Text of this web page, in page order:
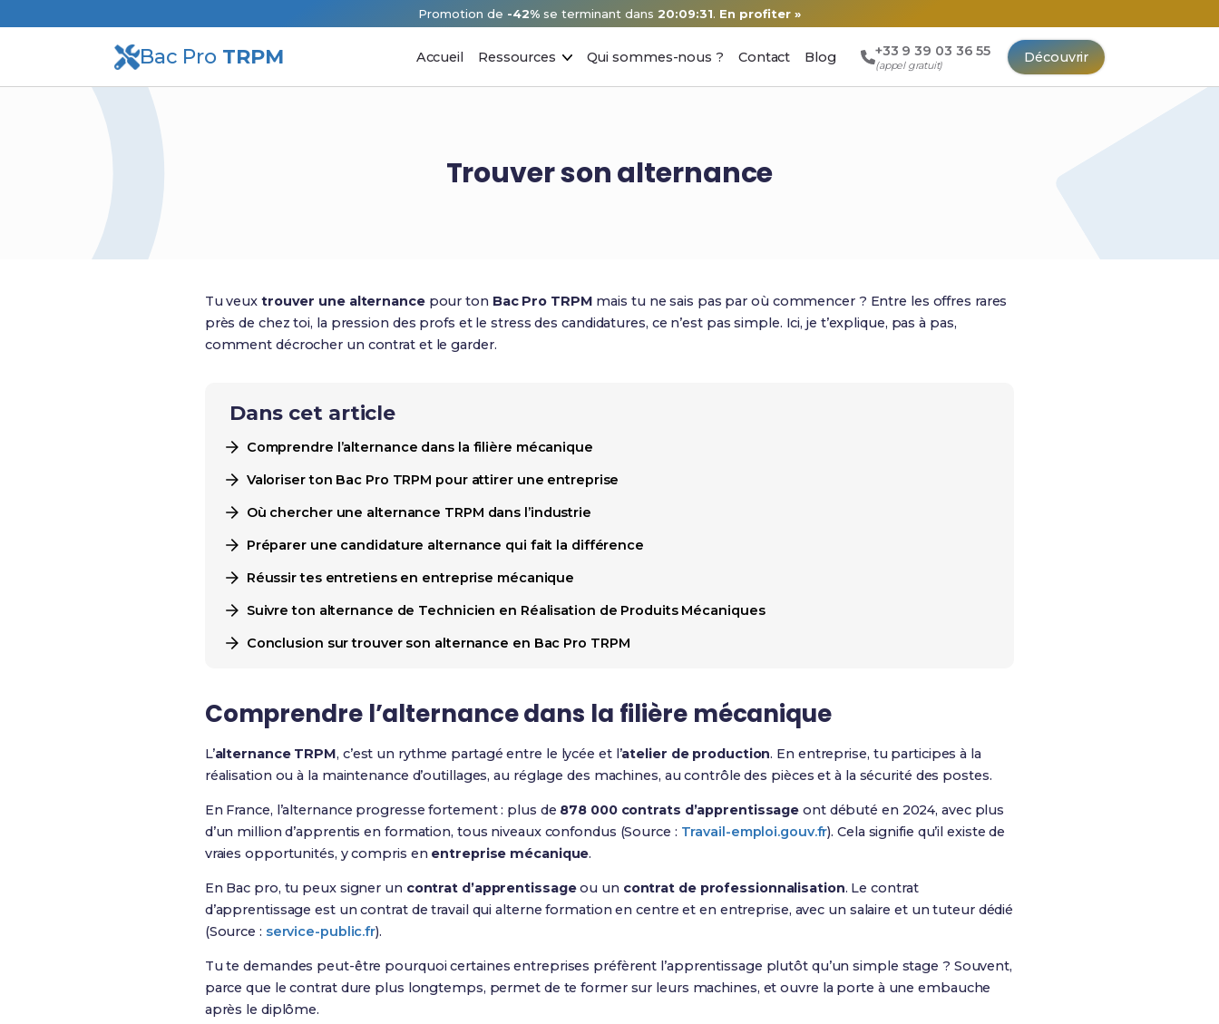
Promotion de -42%se terminant dans 20:09:30 .En profiter »
Bac Pro TRPM Accueil Ressources Qui sommes-nous ? Contact Blog +33 9 39 03 36 55
(appel gratuit)
Découvrir
Trouver son alternance
Tu veux trouver une alternancepour ton Bac Pro TRPM mais tu ne sais pas par où commencer ? Entre les offres rares
près de chez toi, la pression des profs et le stress des candidatures, ce n’est pas simple. Ici, je t’explique, pas à pas,
comment décrocher un contrat et le garder.
Dans cet article
Comprendre l’alternance dans la filière mécanique
Valoriser ton Bac Pro TRPM pour attirer une entreprise
Où chercher une alternance TRPM dans l’industrie
Préparer une candidature alternance qui fait la différence
Réussir tes entretiens en entreprise mécanique
Suivre ton alternance de Technicien en Réalisation de Produits Mécaniques
Conclusion sur trouver son alternance en Bac Pro TRPM
Comprendre l’alternance dans la filière mécanique
L’alternance TRPM, c’est un rythme partagé entre le lycée et l’atelier de production. En entreprise, tu participes à la
réalisation ou à la maintenance d’outillages, au réglage des machines, au contrôle des pièces et à la sécurité des postes.
En France, l’alternance progresse fortement : plus de 878 000 contrats d’apprentissage ont débuté en 2024, avec plus
d’un million d’apprentis en formation, tous niveaux confondus (Source : Travail-emploi.gouv.fr). Cela signifie qu’il existe de
vraies opportunités, y compris en entreprise mécanique.
En Bac pro, tu peux signer un contrat d’apprentissageou un contrat de professionnalisation. Le contrat
d’apprentissage est un contrat de travail qui alterne formation en centre et en entreprise, avec un salaire et un tuteur dédié
(Source : service-public.fr).
Tu te demandes peut-être pourquoi certaines entreprises préfèrent l’apprentissage plutôt qu’un simple stage ? Souvent,
parce que le contrat dure plus longtemps, permet de te former sur leurs machines, et ouvre la porte à une embauche
après le diplôme.